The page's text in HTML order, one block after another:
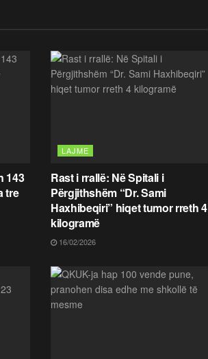
143
tre
LAJME
Rast i rrallë: Në Spitali i
Përgjithshëm “Dr. Sami
Haxhibeqiri” hiqet tumor rreth 4
kilogramë
16/02/2026